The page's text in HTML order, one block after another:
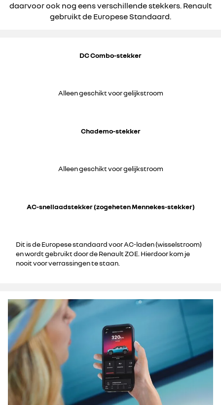
daarvoor ook nog eens verschillende stekkers. Renault
gebruikt de Europese Standaard.
DC Combo-stekker
Alleen geschikt voor gelijkstroom
Chademo-stekker
Alleen geschikt voor gelijkstroom
AC-snellaadstekker (zogeheten Mennekes-stekker)
Dit is de Europese standaard voor AC-laden (wisselstroom)
en wordt gebruikt door de Renault ZOE. Hierdoor kom je
nooit voor verrassingen te staan.